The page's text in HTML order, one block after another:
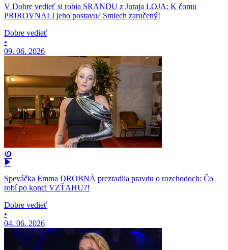
V Dobre vedieť si robia SRANDU z Juraja LOJA: K čomu
PRIROVNALI jeho postavu? Smiech zaručený!
Dobre vedieť
•
09. 06. 2026
Speváčka Emma DROBNÁ prezradila pravdu o rozchodoch: Čo
robí po konci VZŤAHU?!
Dobre vedieť
•
04. 06. 2026